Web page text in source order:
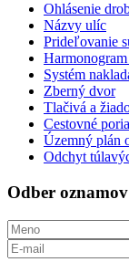
Ohlásenie
Názvy ulíc
Prideľovanie
Systém
Zberný dvor
Tlačivá a
Cestovné
Územný plán
Odchyt
Odber